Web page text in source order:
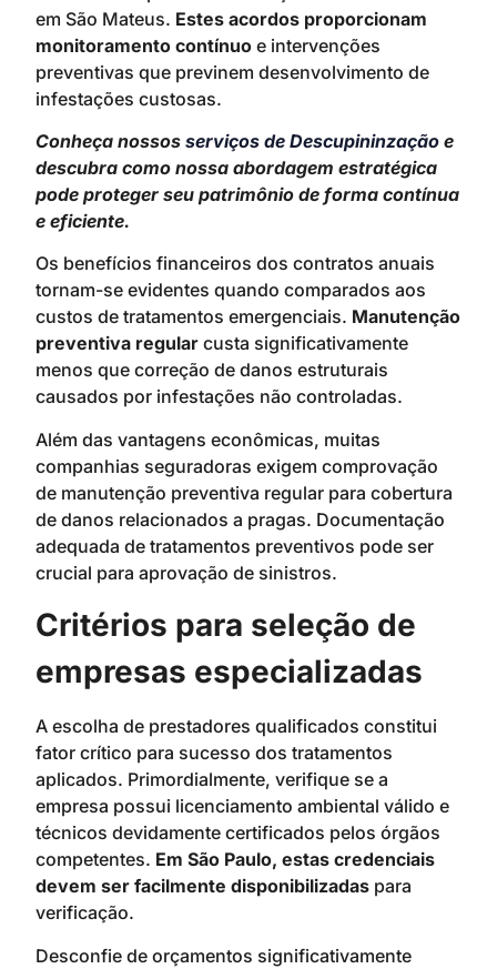
em São Mateus. Estes acordos proporcionam
monitoramento contínuo e intervenções
preventivas que previnem desenvolvimento de
infestações custosas.
Conheça nossos serviços de Descupininzação e
descubra como nossa abordagem estratégica
pode proteger seu patrimônio de forma contínua
e eficiente.
Os benefícios financeiros dos contratos anuais
tornam-se evidentes quando comparados aos
custos de tratamentos emergenciais. Manutenção
preventiva regular custa significativamente
menos que correção de danos estruturais
causados por infestações não controladas.
Além das vantagens econômicas, muitas
companhias seguradoras exigem comprovação
de manutenção preventiva regular para cobertura
de danos relacionados a pragas. Documentação
adequada de tratamentos preventivos pode ser
crucial para aprovação de sinistros.
Critérios para seleção de
empresas especializadas
A escolha de prestadores qualificados constitui
fator crítico para sucesso dos tratamentos
aplicados. Primordialmente, verifique se a
empresa possui licenciamento ambiental válido e
técnicos devidamente certificados pelos órgãos
competentes. Em São Paulo, estas credenciais
devem ser facilmente disponibilizadas para
verificação.
Desconfie de orçamentos significativamente